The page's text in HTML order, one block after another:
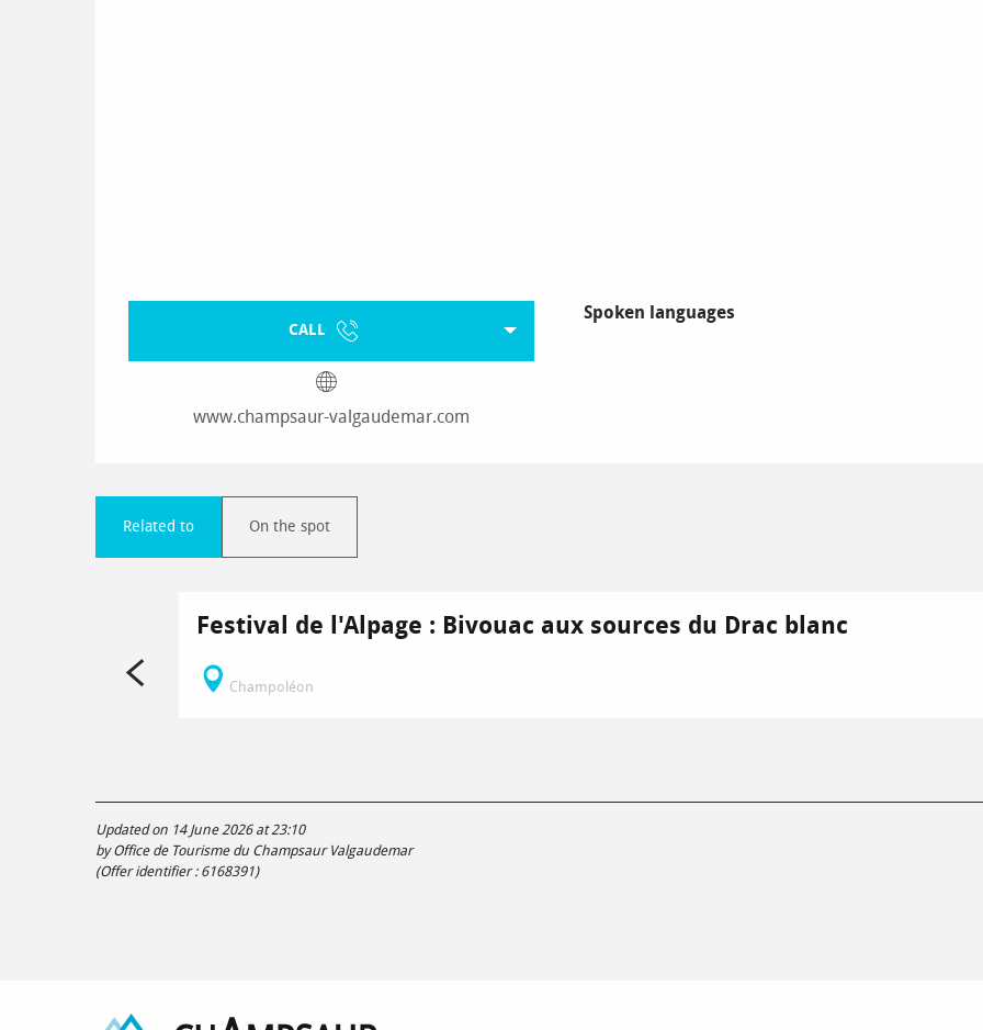
CALL
www.champsaur-valgaudemar.com
Spoken languages
Spoken languages
Related to On the spot
Festival de l'Alpage : Bivouac aux sources du Drac blanc
Champoléon
Updated on 14 June 2026 at 23:10
by Office de Tourisme du Champsaur Valgaudemar
(Offer identifier : 6168391)